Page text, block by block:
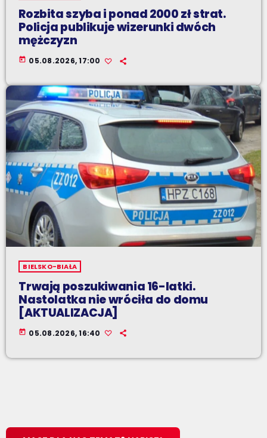
Rozbita szyba i ponad 2000 zł strat.
Policja publikuje wizerunki dwóch
mężczyzn
today 05.08.2026, 17:00
BIELSKO-BIAŁA
Trwają poszukiwania 16-latki.
Nastolatka nie wróciła do domu
[AKTUALIZACJA]
today 05.08.2026, 16:40